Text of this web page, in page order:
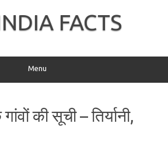
FACTS
Menu
की सूची – तिर्यानी,